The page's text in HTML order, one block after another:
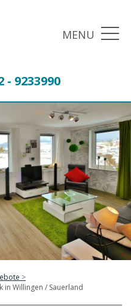
MENU
- 9233990
in Willingen / Sauerland